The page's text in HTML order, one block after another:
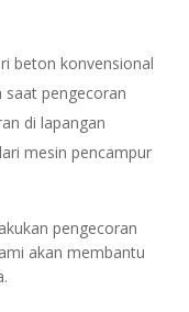
beton konvensional
pengecoran
di lapangan
mesin pencampur
pengecoran
akan membantu